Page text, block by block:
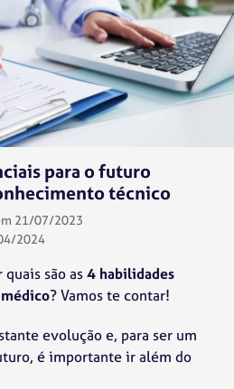
para o futuro
técnico
21/07/2023
2024
são as4 habilidades
? Vamos te contar!
evolução e, para ser um
é importante ir além do